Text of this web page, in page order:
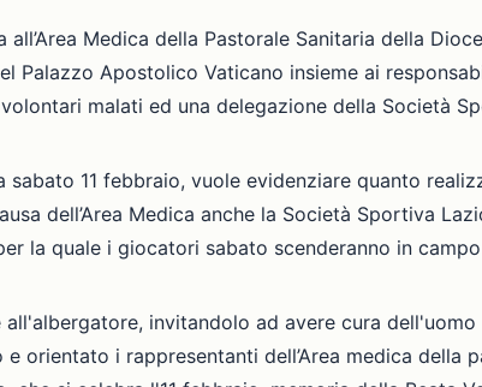
Medica della Pastorale Sanitaria della
Palazzo Apostolico Vaticano insieme ai
malati ed una delegazione della Società
11 febbraio, vuole evidenziare quanto
dell’Area Medica anche la Società Sportiva
la quale i giocatori sabato scenderanno in
invitandolo ad avere cura
orientato i rappresentanti dell’Area medica della